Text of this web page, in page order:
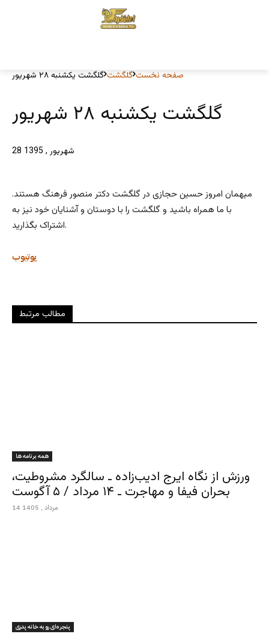
صفحه نخست گلگشت گلگشت یکشنبه ۲۸ شهریور
گلگشت یکشنبه ۲۸ شهریور
28 شهریور , 1395
میهمان امروز حسین حجازی در گلگشت دکتر منصور فرهنگ هستند.
با ما همراه باشید و گلگشت را با دوستان و آشنایان خود نیز به
اشتراک بگذارید.
یوتیوب
مطالب مرتبط
همه برنامه ها
ورزش از نگاه ایرج ادیب‌زاده ـ سالگرد مشروطیت،
بحران فیفا و مهاجرت ـ ۱۴ مرداد / ۵ آگوست
14 مرداد , 1405
پنجره‌ای رو به خانه پدری